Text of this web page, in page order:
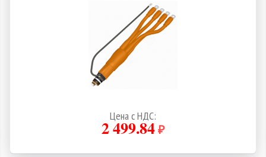
Цена с НДС:
2 499.84₽